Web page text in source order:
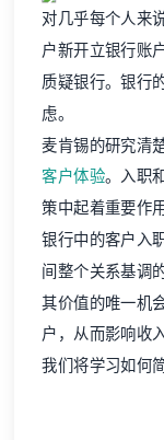
对几乎每个人来
户新开立银行账
质疑银行。银行
虑。
麦肯锡的研究清
客户体验。入职
策中起着重要作用
银行中的客户入
间整个关系基调
其价值的唯一机
户，从而影响收
我们将学习如何